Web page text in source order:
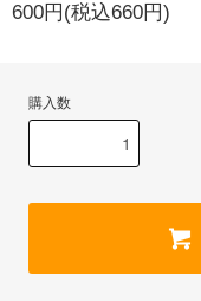
600円(税込660円)
購入数